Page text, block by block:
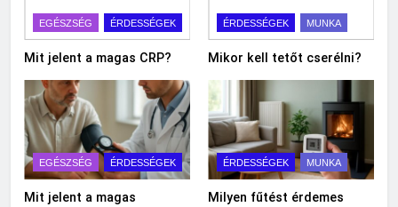
EGÉSZSÉG ÉRDESSÉGEK
Mit jelent a magas CRP?
ÉRDESSÉGEK MUNKA
Mikor kell tetőt cserélni?
EGÉSZSÉG ÉRDESSÉGEK
Mit jelent a magas
ÉRDESSÉGEK MUNKA
Milyen fűtést érdemes